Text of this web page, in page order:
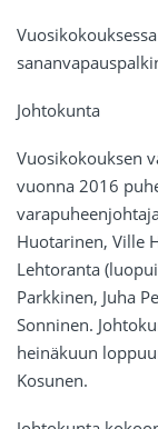
Johtokunta
Vuosikokouksen
vuonna 2016
Huotarinen, Ville
Lehtoranta
Parkkinen, Juha
Sonninen.
heinäkuun
Kosunen.